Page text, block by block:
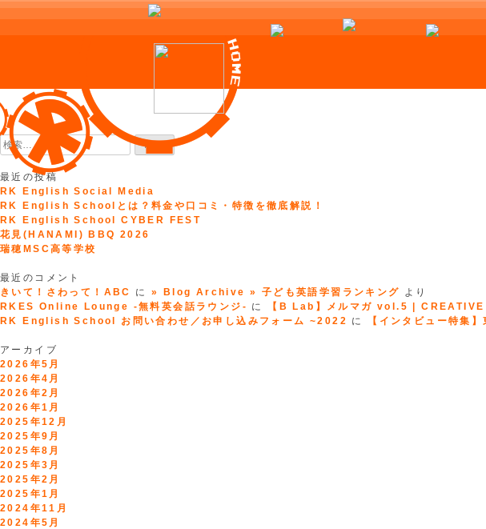
Skip
to
content
検
索:
最近の投稿
RK English Social Media
RK English Schoolとは？料金や口コミ・特徴を徹底解説！
RK English School CYBER FEST
花見(HANAMI) BBQ 2026
瑞穂MSC高等学校
最近のコメント
きいて！さわって！ABC
に» Blog Archive » 子ども英語学習ランキング より
RKES Online Lounge -無料英会話ラウンジ- に 【B Lab】メルマガ vol.5 |
RK English School お問い合わせ／お申し込みフォーム ~2022 に 【インタビュー特集
アーカイブ
2026年5月
2026年4月
2026年2月
2026年1月
2025年12月
2025年9月
2025年8月
2025年3月
2025年2月
2025年1月
2024年11月
2024年5月